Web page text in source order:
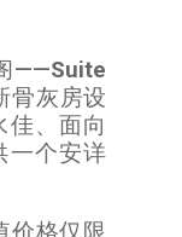
——Suite
骨灰房设
佳、面向
一个安详
价格仅限